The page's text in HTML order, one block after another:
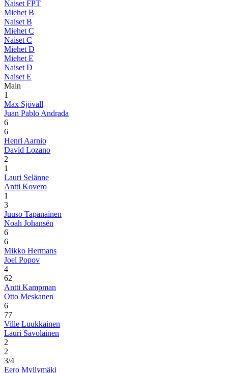
Naiset FPT
Miehet B
Naiset B
Miehet C
Naiset C
Miehet D
Miehet E
Naiset D
Naiset E
Main
1
Max Sjövall
Juan Pablo Andrada
6
6
Henri Aarnio
David Lozano
2
1
Lauri Selänne
Antti Kovero
1
3
Juuso Tapanainen
Noah Johansén
6
6
Mikko Hermans
Joel Popov
4
62
Antti Kampman
Otto Meskanen
6
77
Ville Luukkainen
Lauri Savolainen
2
2
3/4
Eero Myllymäki